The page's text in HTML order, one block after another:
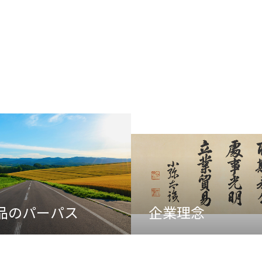
のパーパス 企業理念